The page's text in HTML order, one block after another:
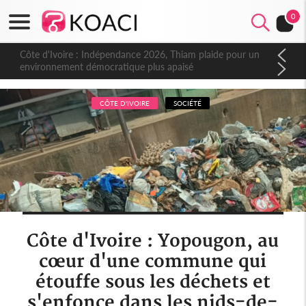
0
Côte d'Ivoire : Indépendance 2026, Thiam plaide pour un
environnement démocratique plus apaisé
CÔTE D'IVOIRE SOCIÉTÉ
Côte d'Ivoire : Yopougon, au
cœur d'une commune qui
étouffe sous les déchets et